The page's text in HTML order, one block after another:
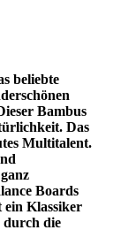
beliebte
Bambus
Das
Multitalent.
Boards
ein Klassiker
durch die